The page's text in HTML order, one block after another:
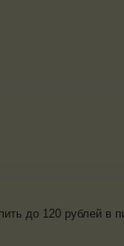
до 120 рублей в